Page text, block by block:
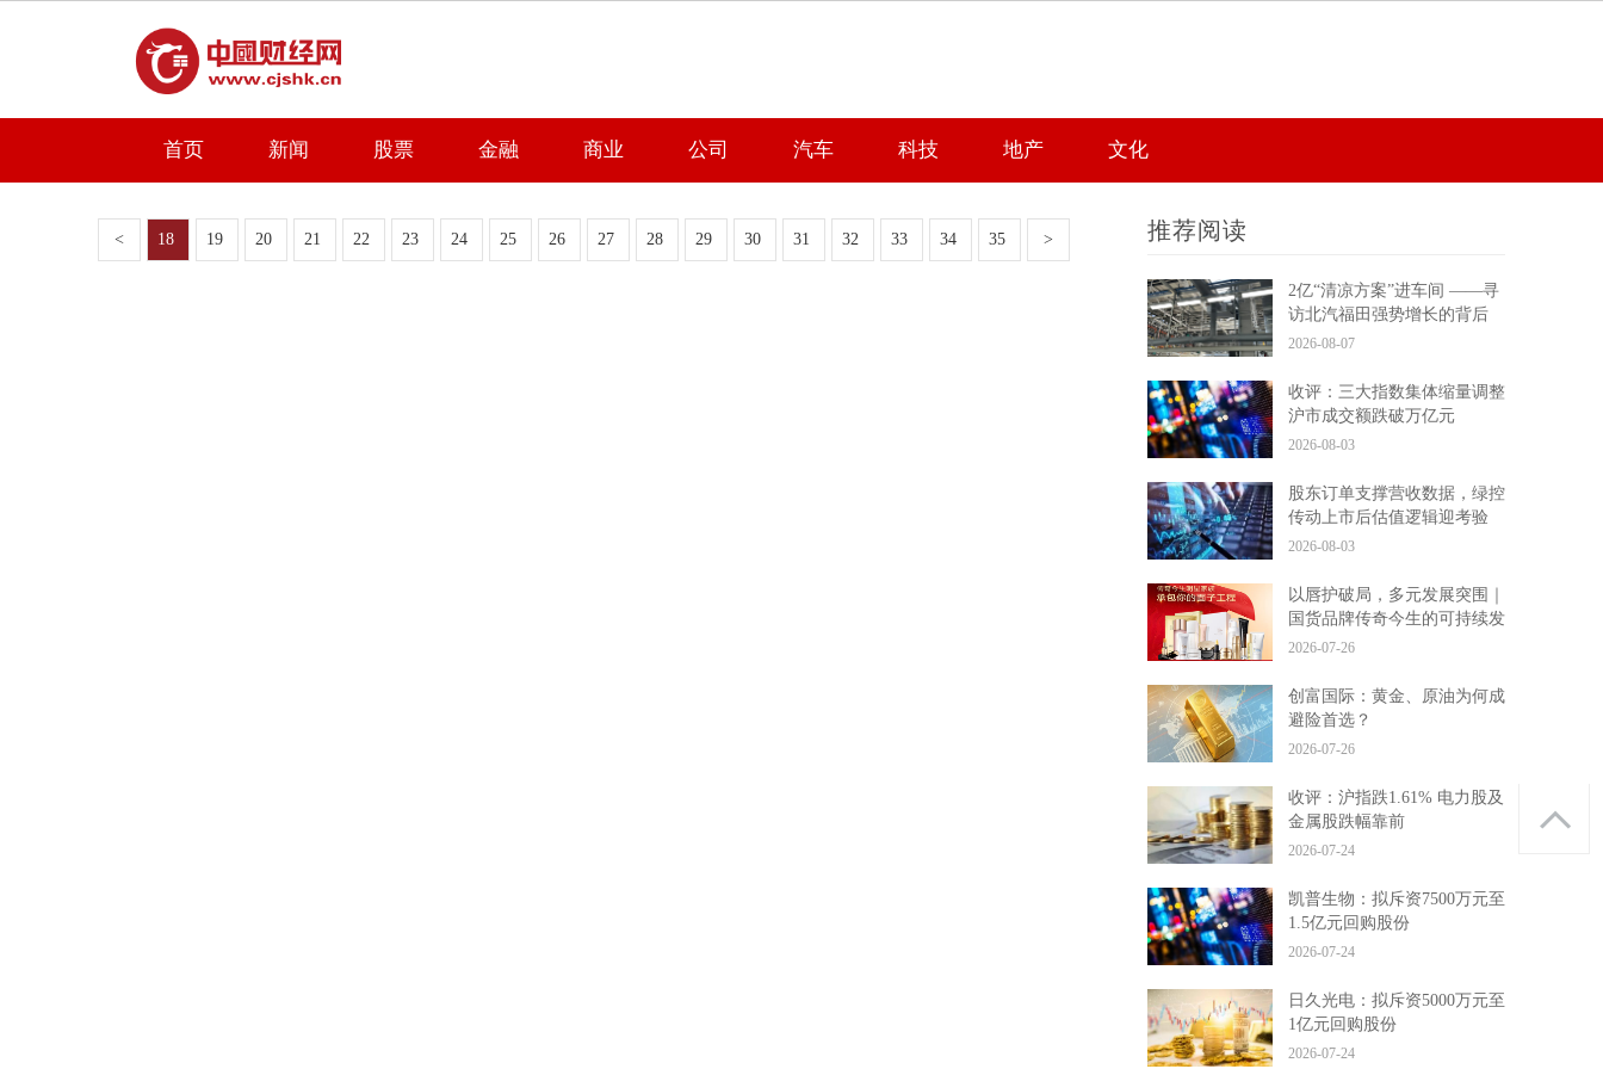
首页 新闻 股票 金融 商业 公司 汽车 科技 地产 文化
< 18 19 20 21 22 23 24 25 26 27 28 29 30 31 32 33 34 35 > 推荐阅读
2亿“清凉方案”进车间 ——寻
访北汽福田强势增长的背后
2026-08-07
收评：三大指数集体缩量调整
沪市成交额跌破万亿元
2026-08-03
股东订单支撑营收数据，绿控
传动上市后估值逻辑迎考验
2026-08-03
以唇护破局，多元发展突围｜
国货品牌传奇今生的可持续发
展之路
2026-07-26
创富国际：黄金、原油为何成
避险首选？
2026-07-26
收评：沪指跌1.61% 电力股及
金属股跌幅靠前
2026-07-24
凯普生物：拟斥资7500万元至
1.5亿元回购股份
2026-07-24
日久光电：拟斥资5000万元至
1亿元回购股份
2026-07-24